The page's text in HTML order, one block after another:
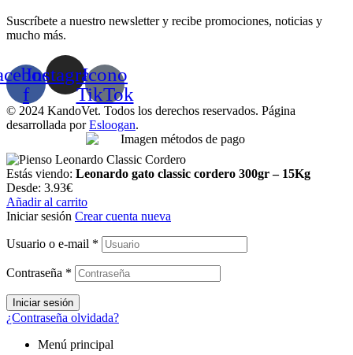
Suscríbete a nuestro newsletter y recibe promociones, noticias y
mucho más.
f
InstagramIcono
TikTok
© 2024 KandoVet. Todos los derechos reservados. Página
desarrollada porEsloogan.
Estás viendo: Leonardo gato classic cordero 300gr – 15Kg
Desde: 3.93€
Añadir al carrito
Iniciar sesión Crear cuenta nueva
Usuario o e-mail *
Contraseña *
Iniciar sesión
¿Contraseña olvidada?
Menú principal